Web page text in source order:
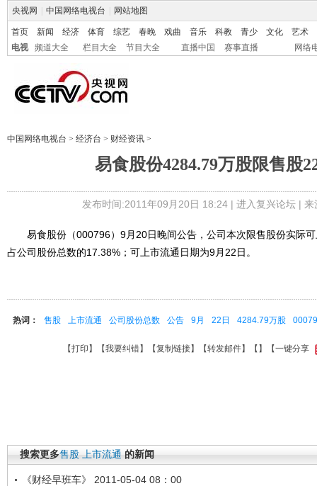
央视网 中国网络电视台 网站地图
首页 新闻 经济 体育 综艺 春晚 戏曲 音乐 科教 青少 文化
艺术
电视
频道大全 栏目大全 节目大全 直播中国 赛事直播 网络
中国网络电视台 > 经济台 > 财经资讯 >
易食股份4284.79万股限售股
发布时间:2011年09月20日 18:24 | 进入复兴论坛| 来
易食股份（000796）9月20日晚间公告，公司本次限售股份实际可
占公司股份总数的17.38%；可上市流通日期为9月22日。
热词： 售股 上市流通 公司股份总数 公告 9月 22日 4284.79万股
【打印 】【我要纠错】【复制链接】【转发邮件】【 】 【一键分享
搜索更多售股 上市流通 的新闻
《财经早班车》 2011-05-04 08：00